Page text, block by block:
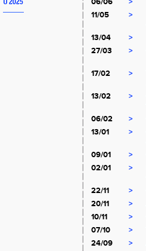
U 2025
11/05
>
13/04
>
27/03
>
17/02
>
13/02
>
06/02
>
13/01
>
09/01
>
02/01
>
22/11
>
20/11
>
10/11
>
07/10
>
24/09
>